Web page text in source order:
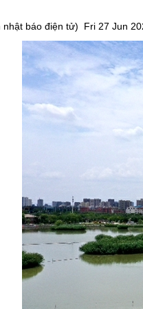
nhật báo điện tử) Fri 27 Jun